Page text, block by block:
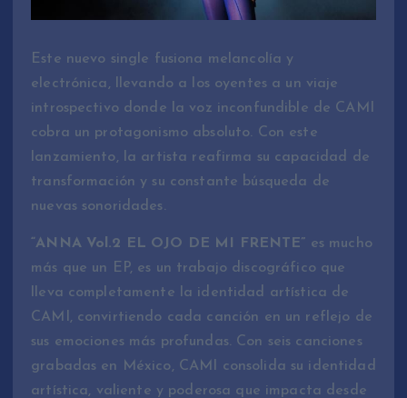
Este nuevo single fusiona melancolía y
electrónica, llevando a los oyentes a un viaje
introspectivo donde la voz inconfundible de CAMI
cobra un protagonismo absoluto. Con este
lanzamiento, la artista reafirma su capacidad de
transformación y su constante búsqueda de
nuevas sonoridades.
“ANNA Vol.2 EL OJO DE MI FRENTE” es mucho
más que un EP, es un trabajo discográfico que
lleva completamente la identidad artística de
CAMI, convirtiendo cada canción en un reflejo de
sus emociones más profundas. Con seis canciones
grabadas en México, CAMI consolida su identidad
artística, valiente y poderosa que impacta desde